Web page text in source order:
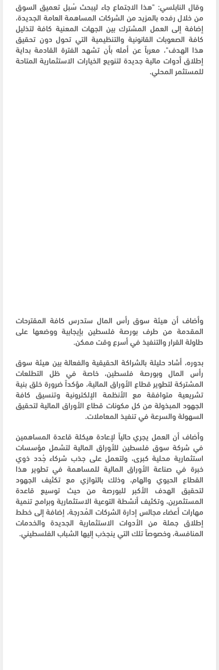
وقال النابلسي: "هذا الاجتماع جاء ليبحث سُبل تعميق السوق
من خلال رفده بالمزيد من الشركات المساهمة العامة الجديدة،
إضافة إلى العمل المشترك بين الجهات المعنية كافة لتذليل
كافة الصعوبات القانونية والتنظيمية التي تحول دون تحقيق
هذا الهدف"، معرباً عن أمله بأن تشهد الفترة القادمة بداية
إطلاق أدوات مالية جديدة لتنويع الخيارات الاستثمارية المتاحة
للمستثمر المحلي.
وأضاف أن هيئة سوق رأس المال ستدرس كافة المقترحات
المقدمة من طرف بورصة فلسطين بإيجابية ووضعها على
طاولة القرار والتنفيذ في أسرع وقت ممكن.
بدوره، أشاد حليلة بالشراكة الحقيقية والفعالة بين هيئة سوق
رأس المال وبورصة فلسطين، خاصة في ظل التطلعات
المشتركة لتطوير قطاع الأوراق المالية، مؤكداً ضرورة خلق بنية
تشريعية متوافقة مع الأنظمة الإلكترونية وتنسيق كافة
الجهود المبذولة من كل مكونات قطاع الأوراق المالية لتحقيق
السهولة والسرعة في تنفيذ المعاملات.
وأضاف أن العمل يجري حالياً لإعادة هيكلة قاعدة المساهمين
في شركة سوق فلسطين للأوراق المالية لتشمل مؤسسات
استثمارية محلية كبرى، ولتعمل على جذب شركاء جُدد ذوي
خبرة في صناعة الأوراق المالية للمساهمة في تطوير هذا
القطاع الحيوي والهام، وذلك بالتوازي مع تكثيف الجهود
لتحقيق الهدف الأكبر للبورصة من حيث توسيع قاعدة
المستثمرين، وتكثيف أنشطة التوعية الاستثمارية وبرامج تنمية
مهارات أعضاء مجالس إدارة الشركات المُدرجة، إضافة إلى خطط
إطلاق جملة من الأدوات الاستثمارية الجديدة والخدمات
المنافسة، وخصوصاً تلك التي ينجذب إليها الشباب الفلسطيني.